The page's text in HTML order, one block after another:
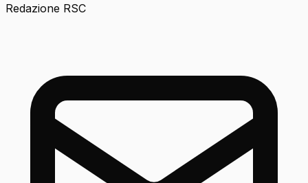
Redazione RSC